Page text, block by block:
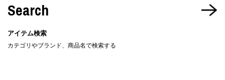
Search
アイテム検索
カテゴリやブランド、商品名で検索する